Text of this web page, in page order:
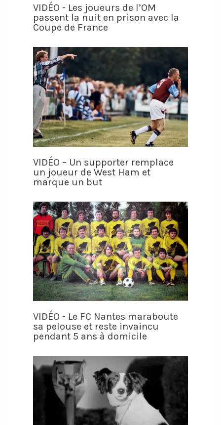
VIDÉO - Les joueurs de l’OM
passent la nuit en prison avec la
Coupe de France
VIDÉO – Un supporter remplace
un joueur de West Ham et
marque un but
VIDÉO - Le FC Nantes maraboute
sa pelouse et reste invaincu
pendant 5 ans à domicile